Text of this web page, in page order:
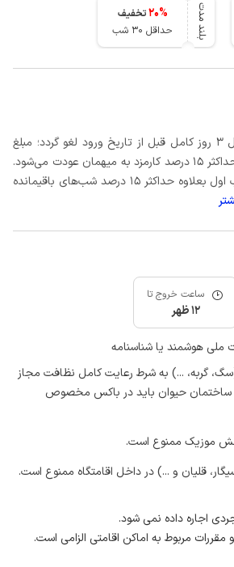
بلند مدت 20%
تخفیف
حداقل 30 شب
در صورتی که رزرو، حداقل 3 روز کامل قبل از تاریخ ورود لغو گردد؛ مبلغ
صورتحساب پس از کسر حداکثر 15 درصد کارمزد به میهمان عودت می‌شود.
در غیر اینصورت اجاره شب اول بعلاوه حداکثر 15 درصد شب‌های باقیمانده
ساعت خروج تا
12 ظهر
ملی هوشمند یا شناسنامه
گربه، ...) به شرط رعایت کامل نظافت مجاز
حیوان باید در باکس مخصوص
موزیک ممنوع است.
قلیان و ...) در داخل اقامتگاه ممنوع است.
اجاره داده نمی شود.
مقررات مربوط به اماکن‌ اقامتی الزامی است.